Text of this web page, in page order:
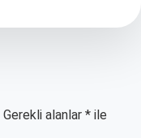
Gerekli alanlar * ile